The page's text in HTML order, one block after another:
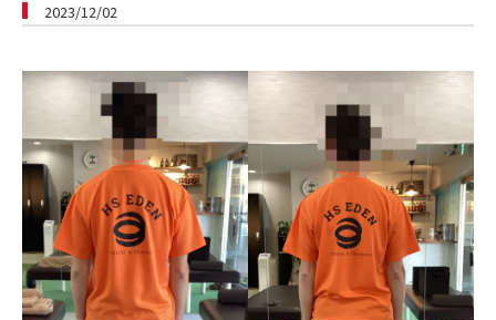
2023/12/02